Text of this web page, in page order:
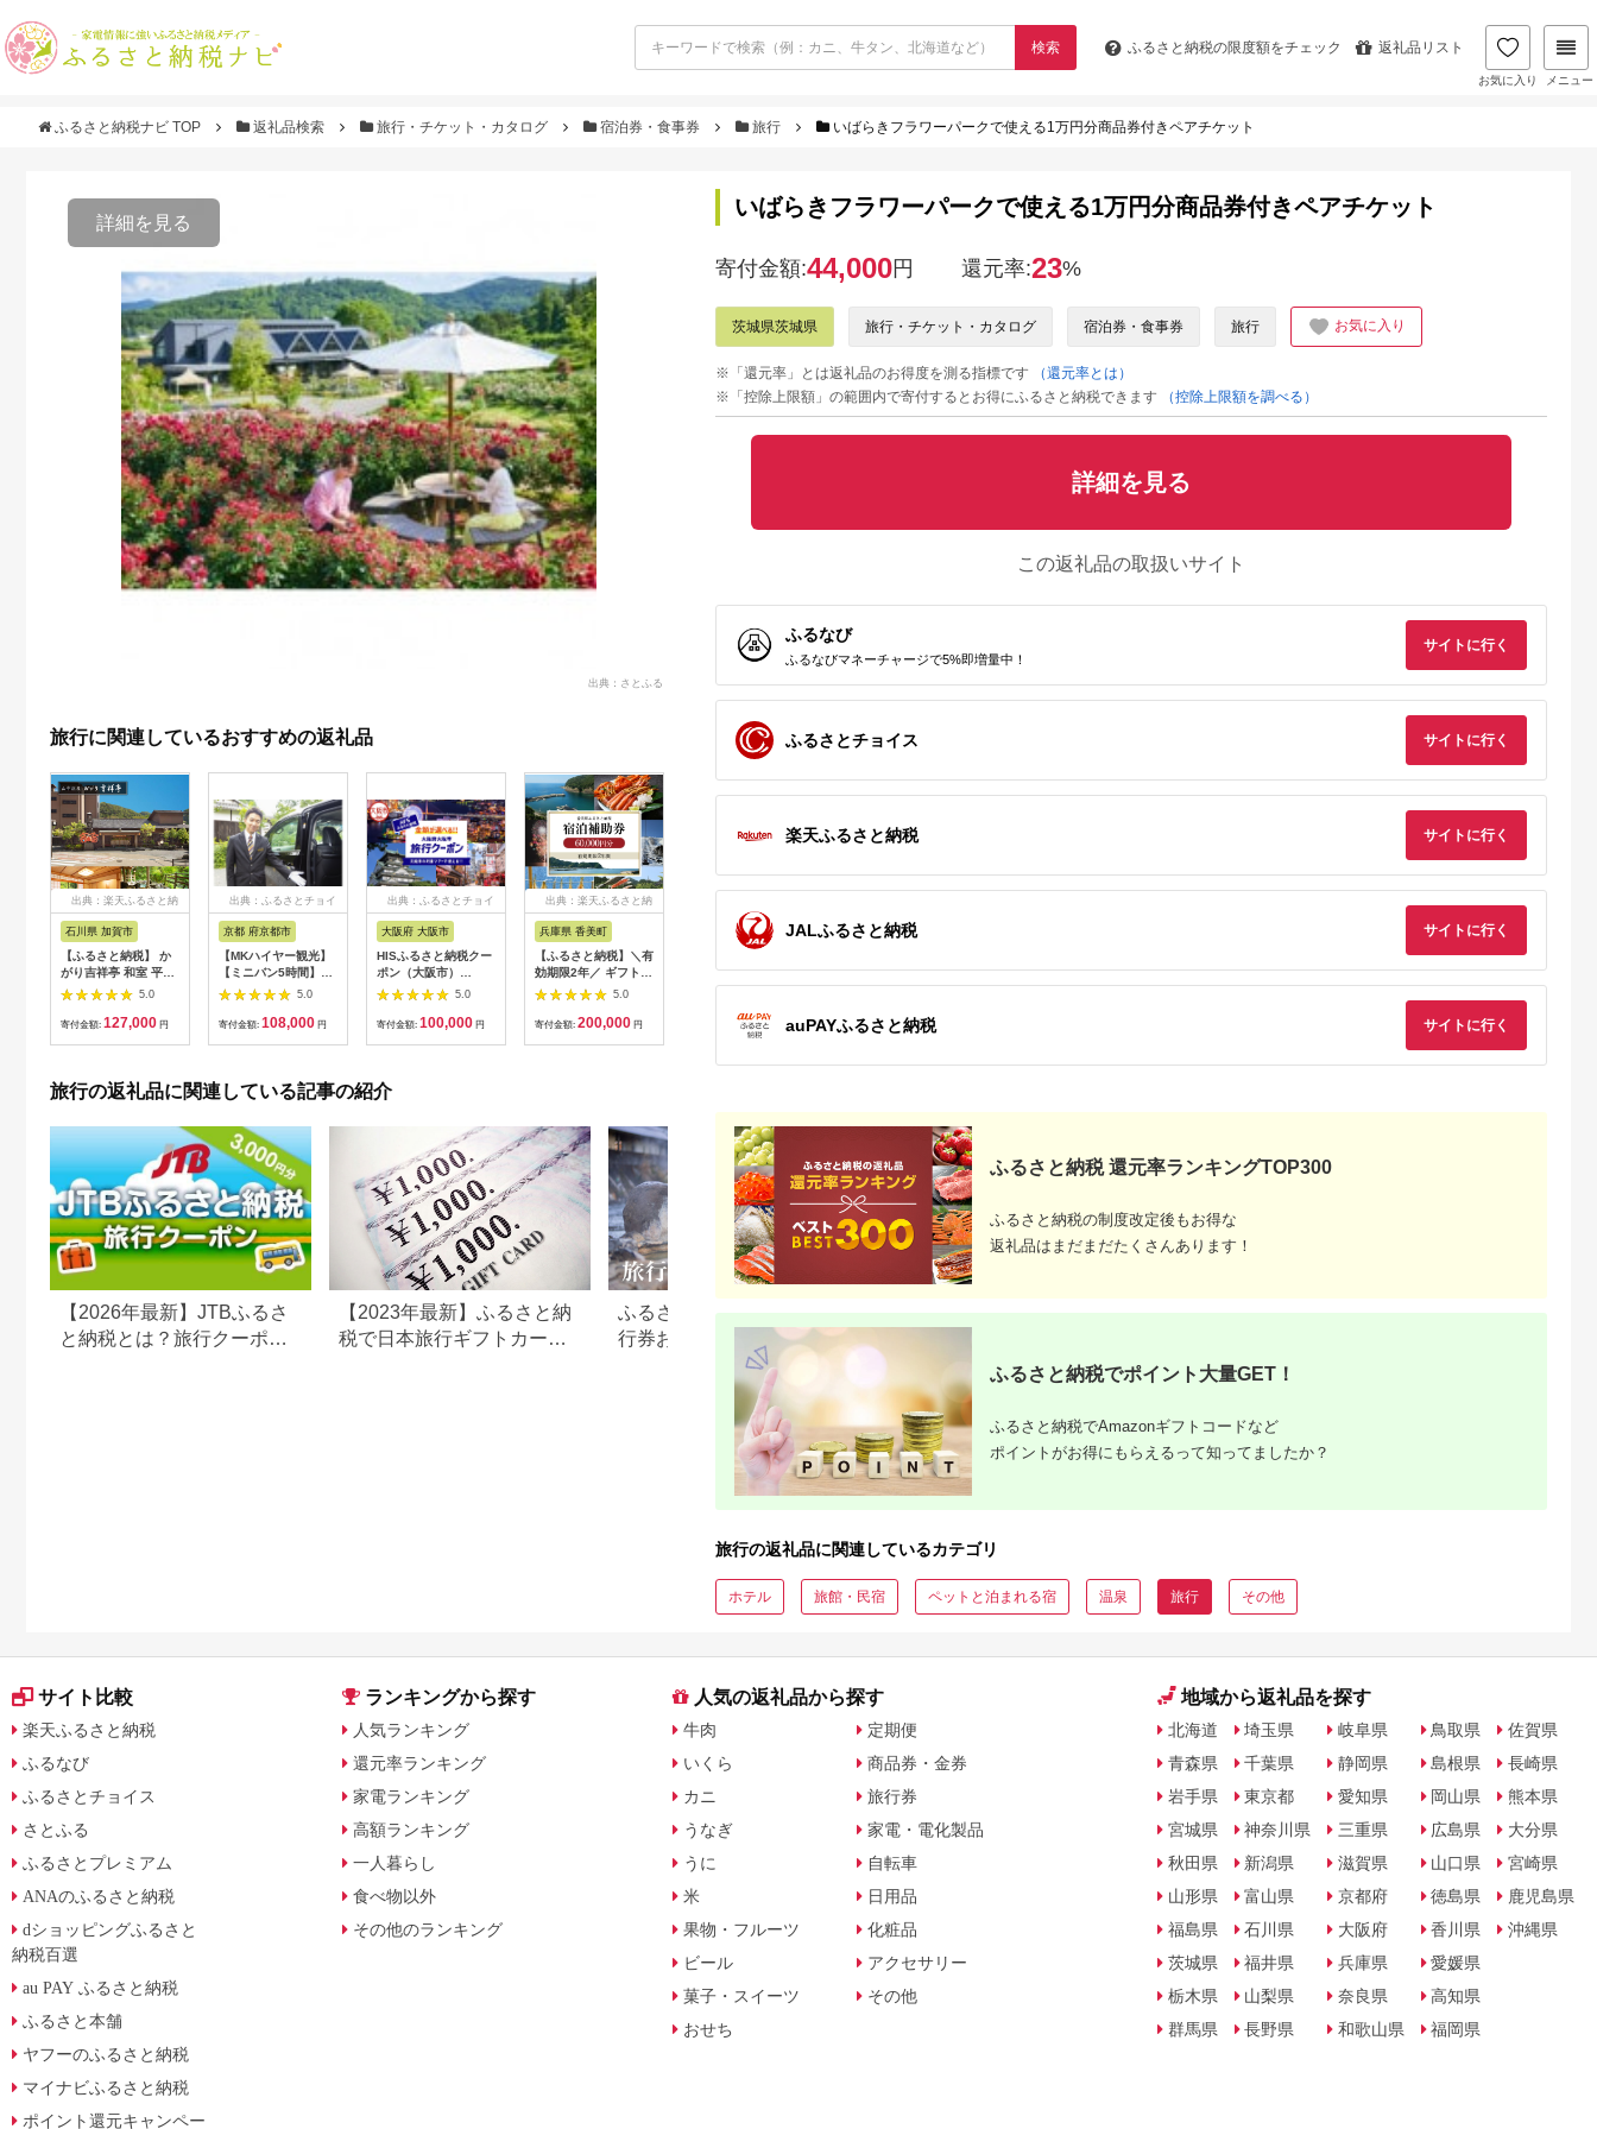
検索 ふるさと納税の限度額をチェック 返礼品リスト
お気に入り メニュー
ふるさと納税ナビ TOP 返礼品検索 旅行・チケット・カタログ 宿泊券・食事券 旅行 いばらきフラワーパークで使える1万円分商品券付きペアチケット
詳細を見る
出典：さとふる
旅行に関連しているおすすめの返礼品
出典：楽天ふるさと納
石川県 加賀市
【ふるさと納税】 か
がり吉祥亭 和室 平日
限定 ペア宿泊券 1泊2
食付 2名 ペア 食事付
温泉 宿泊券 旅行 トラ
5.0
寄付金額: 127,000 円
出典：ふるさとチョイ
京都 府京都市
【MKハイヤー観光】
【ミニバン5時間】ド
ライバーとめぐるとっ
ておきの京都観光（3
／21-6／20・10／1-
5.0
寄付金額: 108,000 円
出典：ふるさとチョイ
大阪府 大阪市
HISふるさと納税クー
ポン（大阪市）
30,000円分_OS039-
5.0
寄付金額: 100,000 円
出典：楽天ふるさと納
兵庫県 香美町
【ふるさと納税】＼有
効期限2年／ ギフトに
も使える 宿泊補助券
60,000円分 宿泊助成
券 宿泊券 旅 トラベル
プレゼント 贈答 母の
日 25-09
5.0
寄付金額: 200,000 円
栃木県 日光市
り日光感謝券【商品券
1万5千円分】｜旅行
券 旅行 観光 温泉 旅
館 ホテル カフェ レジ
50,000 円
三重県 多気町
ンランショップ・ジャ
パンが監修したはじめ
HACIENDA VISON ハ
寄付金額:300,000
たらコレ！ ひがしい
ず 満喫 宿泊 補助
宿泊クーポン券 3,000
円分 あしずり温泉郷
【ふるさと納税】【糸
満市】しろくまツアー
で利用可能なWEB旅
行クーポン(6万円分）
円
群馬県 桐生市
桐生カントリークラ
使えるゴルフ利用券
(4,000円相当)
寄付金額:
旅行の返礼品に関連している記事の紹介
【2026年最新】JTBふるさ
と納税とは？旅行クーポン
【2023年最新】ふるさと納
税で日本旅行ギフトカード
ふるさと納税でもらえる旅
行券おすすめランキング
【2026年最新版】還元率・
旅行会社別で徹底比較
【2026年最新】ふるさと納
｜旅行券・食事券・商品券
を比較
いばらきフラワーパークで使える1万円分商品券付きペアチケット
寄付金額:44,000円 還元率:23%
茨城県茨城県 旅行・チケット・カタログ 宿泊券・食事券 旅行 お気に入り
※「還元率」とは返礼品のお得度を測る指標です
（還元率とは）
※「控除上限額」の範囲内で寄付するとお得にふるさと納税できます
（控除上限額を調べる）
詳細を見る
この返礼品の取扱いサイト
ふるなび
ふるなびマネーチャージで5%即増量中！
サイトに行く
ふるさとチョイス サイトに行く
楽天ふるさと納税 サイトに行く
JALふるさと納税 サイトに行く
auPAYふるさと納税 サイトに行く
ふるさと納税 還元率ランキングTOP300
ふるさと納税の制度改定後もお得な
返礼品はまだまだたくさんあります！
ふるさと納税でポイント大量GET！
ふるさと納税でAmazonギフトコードなど
ポイントがお得にもらえるって知ってましたか？
旅行の返礼品に関連しているカテゴリ
ホテル 旅館・民宿 ペットと泊まれる宿 温泉 旅行 その他
サイト比較
楽天ふるさと納税
ふるなび
ふるさとチョイス
さとふる
ふるさとプレミアム
ANAのふるさと納税
dショッピングふるさと
納税百選
au PAY ふるさと納税
ふるさと本舗
ヤフーのふるさと納税
マイナビふるさと納税
ポイント還元キャンペー
ランキングから探す
人気ランキング
還元率ランキング
家電ランキング
高額ランキング
一人暮らし
食べ物以外
その他のランキング
人気の返礼品から探す
牛肉
いくら
カニ
うなぎ
うに
米
果物・フルーツ
ビール
菓子・スイーツ
おせち
定期便
商品券・金券
旅行券
家電・電化製品
自転車
日用品
化粧品
アクセサリー
その他
地域から返礼品を探す
北海道
青森県
岩手県
宮城県
秋田県
山形県
福島県
茨城県
栃木県
群馬県
埼玉県
千葉県
東京都
神奈川県
新潟県
富山県
石川県
福井県
山梨県
長野県
岐阜県
静岡県
愛知県
三重県
滋賀県
京都府
大阪府
兵庫県
奈良県
和歌山県
鳥取県
島根県
岡山県
広島県
山口県
徳島県
香川県
愛媛県
高知県
福岡県
佐賀県
長崎県
熊本県
大分県
宮崎県
鹿児島県
沖縄県